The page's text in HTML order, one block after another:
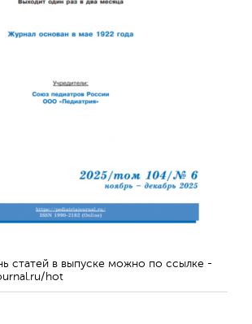
статей в выпуске можно по ссылке -
hot